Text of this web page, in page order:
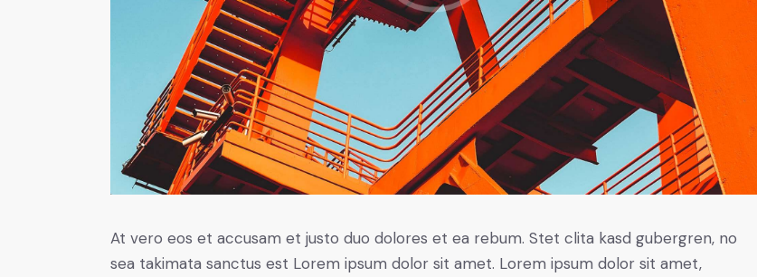
At vero eos et accusam et justo duo dolores et ea rebum. Stet clita kasd gubergren, no
sea takimata sanctus est Lorem ipsum dolor sit amet. Lorem ipsum dolor sit amet,